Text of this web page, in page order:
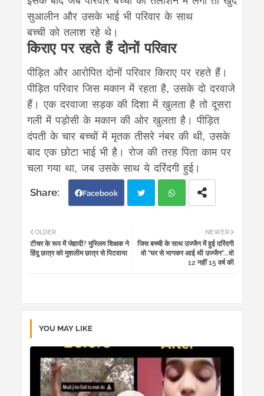
सुआलीन और उसके भाई भी परिवार के साथ
बच्ची को तलाश रहे थे।
किराए पर रहते हैं दोनों परिवार
पीड़ित और आरोपित दोनों परिवार किराए पर रहते हैं।
पीड़ित परिवार जिस मकान में रहता है, उसके दो दरवाजे
हैं। एक दरवाजा सड़क की दिशा में खुलता है तो दूसरा
गली में पड़ोसी के मकान की ओर खुलता है। पीड़ित
दंपती के चार बच्चों में मृतक तीसरे नंबर की थी, उसके
बाद एक छोटा भाई भी है। रोज की तरह पिता काम पर
चला गया था, जब उसके साथ ये दरिंदगी हुई।
Facebook
tter atsa
NEWER
जिस बच्ची के साथ उज्जैन में हुई दरिंदगी
वो "घर से भागकर आई थी उज्जैन"...वो
12 नहीं 15 वर्ष की
OLDER
टीचर के रूप में जेहादी? मुस्लिम शिक्षक ने
हिंदू छात्र को मुशलीम छात्र से पिटवाया
YOU MAY LIKE